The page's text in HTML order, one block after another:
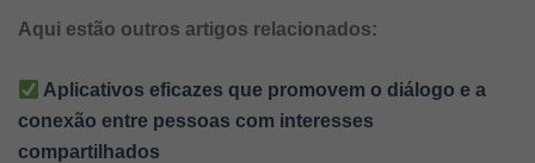
Aqui estão outros artigos relacionados:
Aplicativos eficazes que promovem o diálogo e a
conexão entre pessoas com interesses
compartilhados